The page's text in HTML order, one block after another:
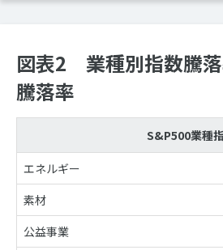
図表2 業種別指数騰
騰落率
S&P500業種
エネルギー
素材
公益事業